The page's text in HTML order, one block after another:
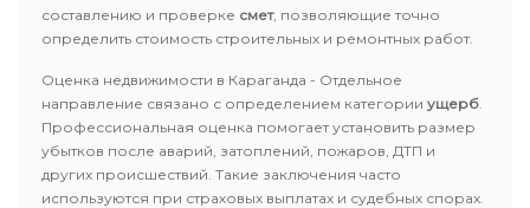
составлению и проверке смет, позволяющие точно
определить стоимость строительных и ремонтных работ.
Оценка недвижимости в Караганда - Отдельное
направление связано с определением категории ущерб.
Профессиональная оценка помогает установить размер
убытков после аварий, затоплений, пожаров, ДТП и
других происшествий. Такие заключения часто
используются при страховых выплатах и судебных спорах.